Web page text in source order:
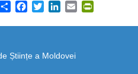
ShareFacebook
TwitterLinkedIn
Email
Științe a Moldovei